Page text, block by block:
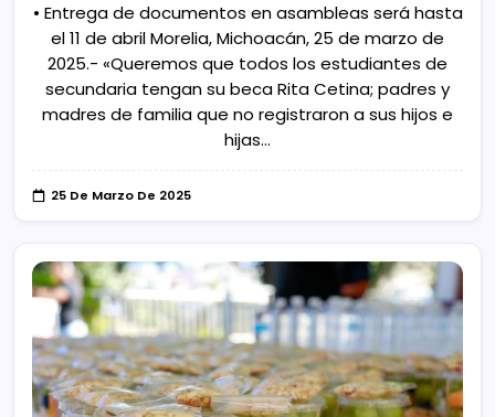
• Entrega de documentos en asambleas será hasta
el 11 de abril Morelia, Michoacán, 25 de marzo de
2025.- «Queremos que todos los estudiantes de
secundaria tengan su beca Rita Cetina; padres y
madres de familia que no registraron a sus hijos e
hijas…
25 De Marzo De 2025